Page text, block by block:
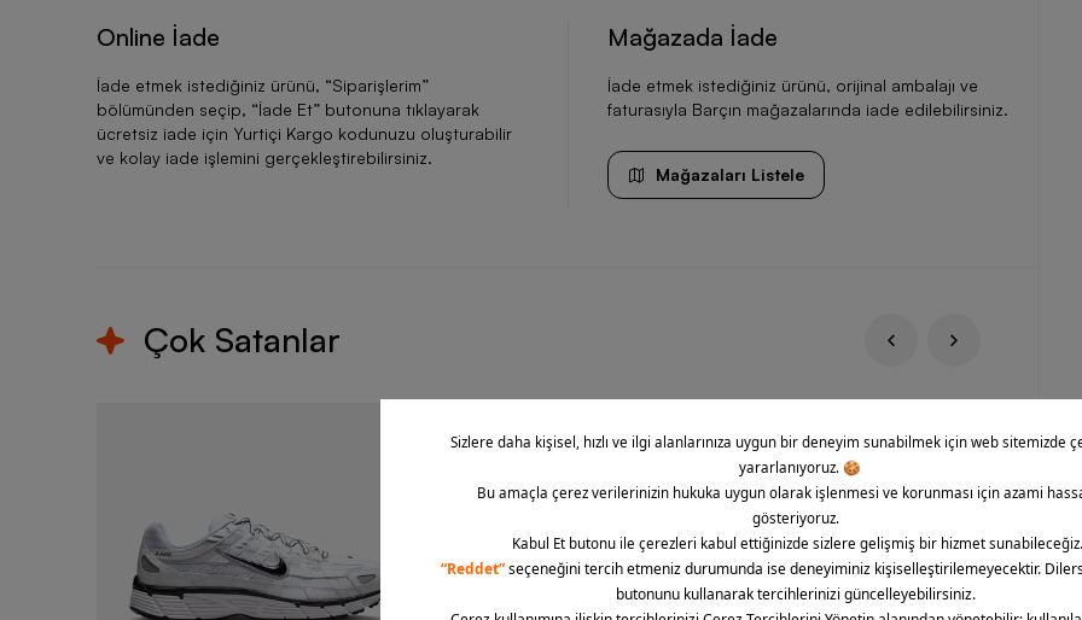
Online İade
İade etmek istediğiniz ürünü, “Siparişlerim”
bölümünden seçip, “İade Et” butonuna tıklayarak
ücretsiz iade için Yurtiçi Kargo kodunuzu oluşturabilir
ve kolay iade işlemini gerçekleştirebilirsiniz.
Mağazada İade
İade etmek istediğiniz ürünü, orijinal ambalajı ve
faturasıyla Barçın mağazalarında iade edilebilirsiniz.
Mağazaları Listele
Çok Satanlar